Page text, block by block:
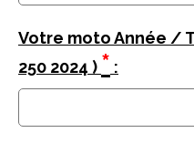
Votre moto Année /
250 2024 ) * :